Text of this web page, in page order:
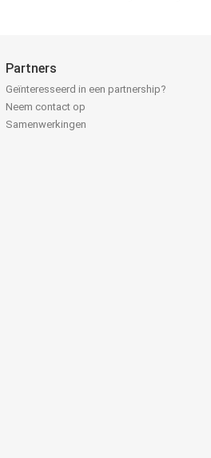
Partners
Geïnteresseerd in een partnership?
Neem contact op
Samenwerkingen